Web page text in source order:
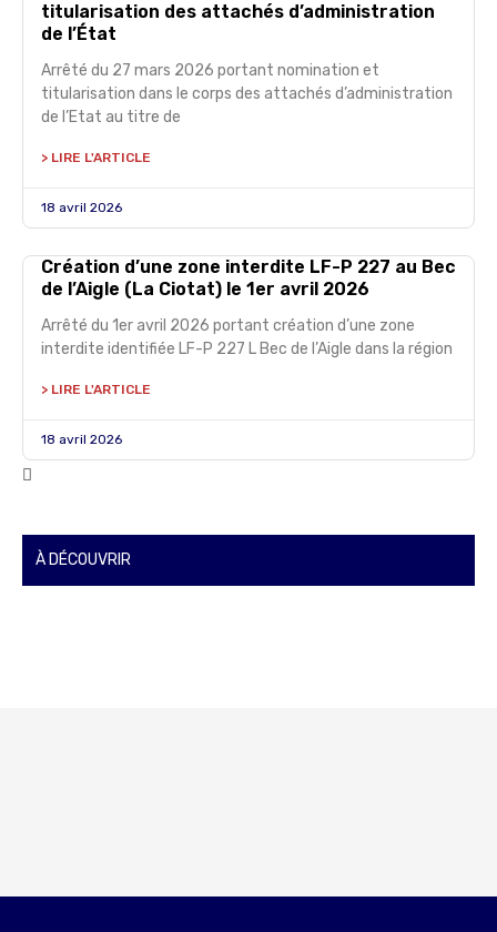
titularisation des attachés d’administration
de l’État
Arrêté du 27 mars 2026 portant nomination et
titularisation dans le corps des attachés d’administration
de l’Etat au titre de
> LIRE L'ARTICLE
18 avril 2026
Création d’une zone interdite LF-P 227 au Bec
de l’Aigle (La Ciotat) le 1er avril 2026
Arrêté du 1er avril 2026 portant création d’une zone
interdite identifiée LF-P 227 L Bec de l’Aigle dans la région
> LIRE L'ARTICLE
18 avril 2026
À DÉCOUVRIR